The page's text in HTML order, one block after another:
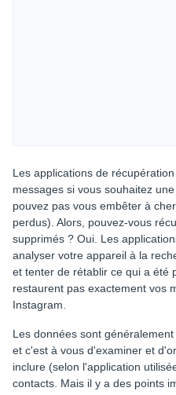
Les applications de
messages si vous souhaitez
pouvez pas vous embêter à
perdus). Alors, pouvez-vous
supprimés ? Oui. Les
analyser votre appareil à la
et tenter de rétablir ce qui a été
restaurent pas exactement vos
Instagram.
Les données sont
et c'est à vous d'examiner et
inclure (selon l'application
contacts. Mais il y a des points